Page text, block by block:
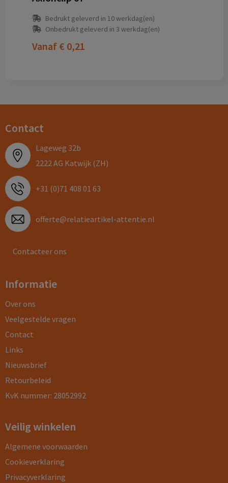
Bedrukt geleverd in 10 werkdag(en)
Onbedrukt geleverd in 3 werkdag(en)
Vanaf € 0,21
Contact
Lageweg 32b
2222 AG Katwijk (ZH)
+31 (0)71 408 01 63
offerte@relatieartikel-attentie.nl
Contacteer ons
Informatie
Over ons
Veelgestelde vragen
Contact
Links
Nieuwsbrief
Retourbeleid
KvK nummer: 28052992
Veilig winkelen
Algemene voorwaarden
Cookieverklaring
Privacyverklaring